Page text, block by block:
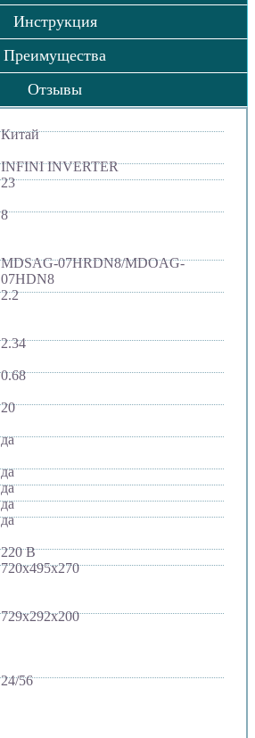
Инструкция
Преимущества
Отзывы
Китай
INFINI INVERTER
23
8
MDSAG-07HRDN8/MDOAG-
07HDN8
2.2
2.34
0.68
20
да
да
да
да
да
220 В
720х495х270
729х292х200
24/56